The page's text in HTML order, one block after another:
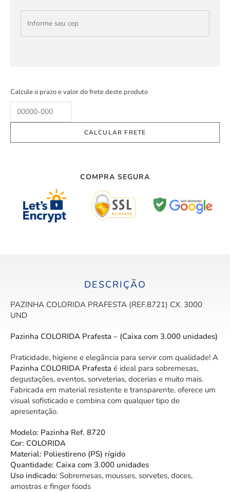
Calcule o prazo e valor do frete deste produto
COMPRA SEGURA
DESCRIÇÃO
PAZINHA COLORIDA PRAFESTA (REF.8721) CX. 3000
UND
Pazinha COLORIDA Prafesta – (Caixa com 3.000 unidades)
Praticidade, higiene e elegância para servir com qualidade! A
Pazinha COLORIDA Prafesta é ideal para sobremesas,
degustações, eventos, sorveterias, docerias e muito mais.
Fabricada em material resistente e transparente, oferece um
visual sofisticado e combina com qualquer tipo de
apresentação.
Modelo: Pazinha Ref. 8720
Cor: COLORIDA
Material: Poliestireno (PS) rígido
Quantidade: Caixa com 3.000 unidades
Uso indicado: Sobremesas, mousses, sorvetes, doces,
amostras e finger foods